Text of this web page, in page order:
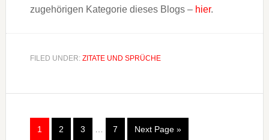
zugehörigen Kategorie dieses Blogs – hier.
FILED UNDER: ZITATE UND SPRÜCHE
1 2 3 … 7 Next Page »